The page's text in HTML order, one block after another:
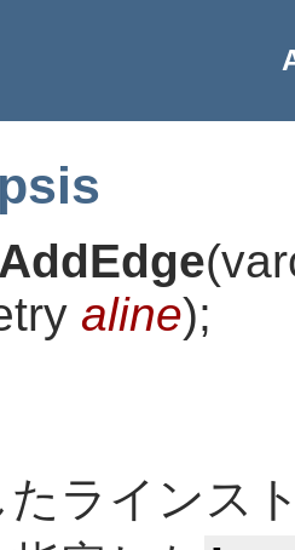
AddEdge(
aline);
たラインス